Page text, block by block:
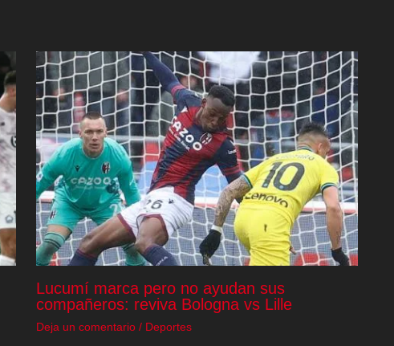
Lucumí marca pero no ayudan sus
compañeros: reviva Bologna vs Lille
Deja un comentario / Deportes